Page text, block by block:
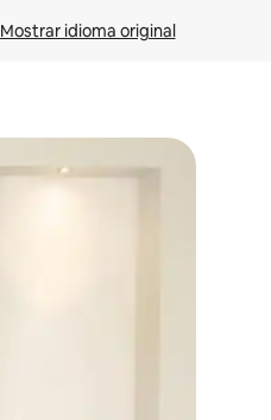
Mostrar idioma original